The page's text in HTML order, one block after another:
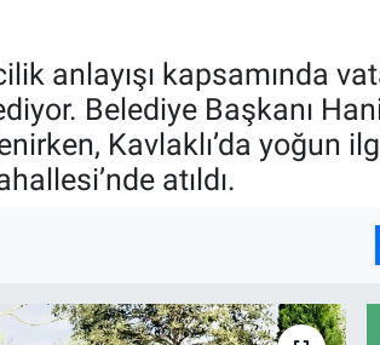
anlayışı kapsamında
Belediye Başkanı
Kavlaklı’da yoğun
atıldı.